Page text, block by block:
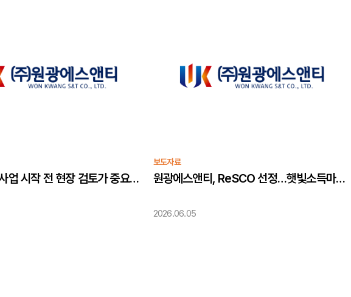
태양광 발전사업 시작 전 현장 검토가 중요한 이유
보도자료
원광에스앤티, ReSCO 선정…햇빛소득마을 조성 지원 태양광 사업 기획부터 시공·운영관리까지 전주기 서비스 …
2026.06.05